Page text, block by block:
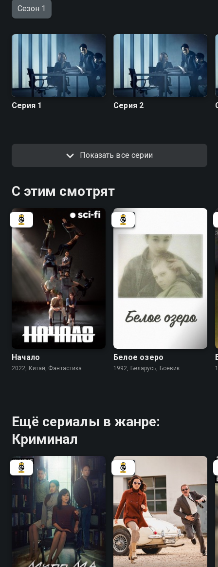
Сезон 1
Серия 1 Серия 2
Показать все серии
С этим смотрят
8.1 8.1
Начало
2022, Китай, Фантастика
Белое озеро
1992, Беларусь, Боевик
Ещё сериалы в жанре:
Криминал